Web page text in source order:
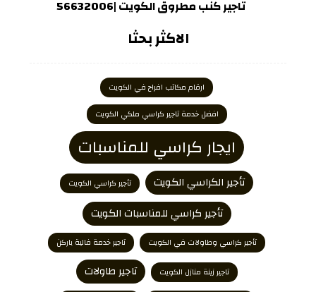
تاجير كنب مطروق الكويت |56632006
الاكثر بحثا
ارقام مكاتب افراح في الكويت
افضل خدمة تاجير كراسي ملكي الكويت
ايجار كراسي للمناسبات
تأجير الكراسي الكويت تأجير كراسي الكويت
تأجير كراسي للمناسبات الكويت
تأجير كراسي وطاولات في الكويت تاجير خدمة فالية باركن
تاجير زينة منازل الكويت تاجير طاولات